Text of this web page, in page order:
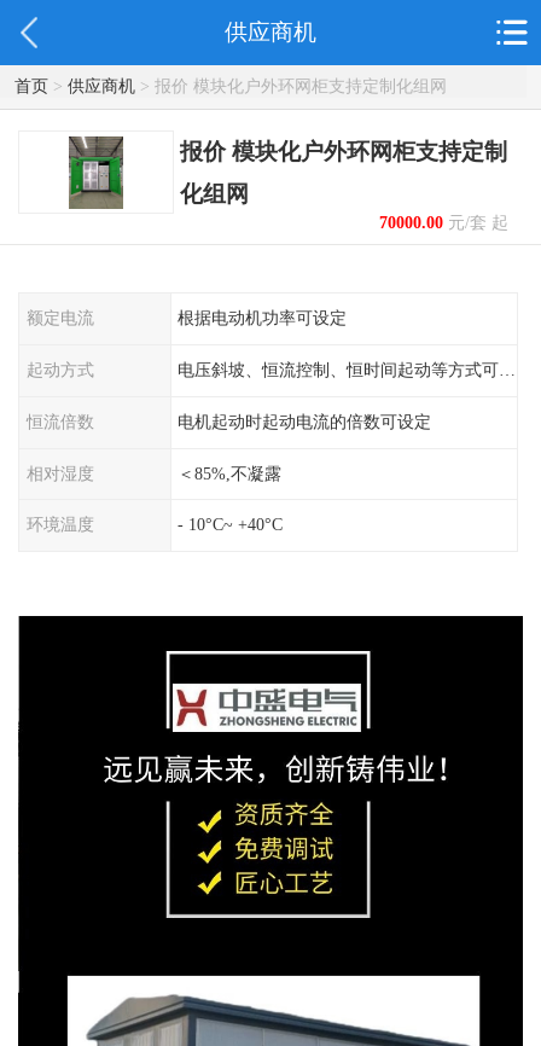
供应商机
首页> 供应商机> 报价 模块化户外环网柜支持定制化组网
报价 模块化户外环网柜支持定制
化组网
70000.00元/套 起
额定电流 根据电动机功率可设定
起动方式
恒流倍数 电机起动时起动电流的倍数可设定
相对湿度 ＜85%,不凝露
环境温度 - 10°C~ +40°C